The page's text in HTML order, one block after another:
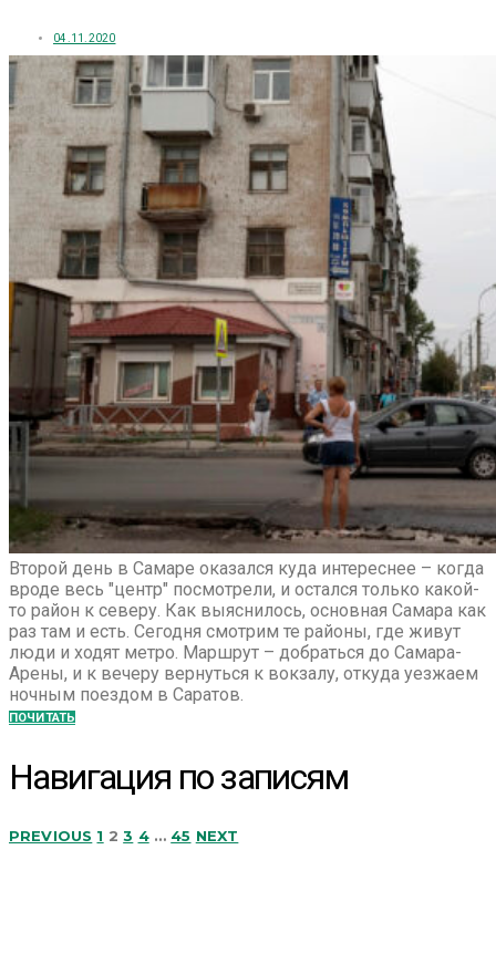
04.11.2020
Второй день в Самаре оказался куда интереснее – когда
вроде весь "центр" посмотрели, и остался только какой-
то район к северу. Как выяснилось, основная Самара как
раз там и есть. Сегодня смотрим те районы, где живут
люди и ходят метро. Маршрут – добраться до Самара-
Арены, и к вечеру вернуться к вокзалу, откуда уезжаем
ночным поездом в Саратов.
ПОЧИТАТЬ
Навигация по записям
PREVIOUS 1 2 3 4 … 45 NEXT